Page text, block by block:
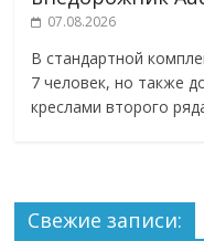
07.08.2026
В стандартной
7 человек, но также
креслами второго
Свежие записи: